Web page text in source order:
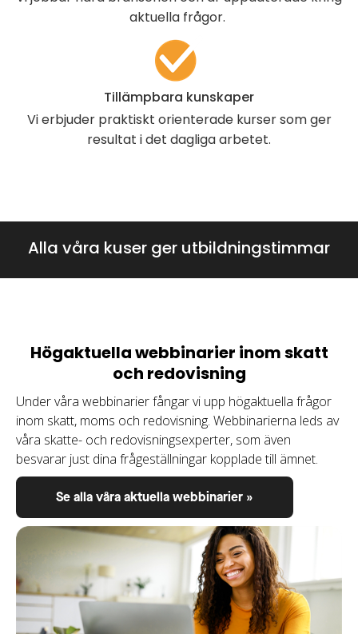
aktuella frågor.
Tillämpbara kunskaper
Vi erbjuder praktiskt orienterade kurser som ger
resultat i det dagliga arbetet.
Alla våra kuser ger utbildningstimmar
Högaktuella webbinarier inom skatt
och redovisning
Under våra webbinarier fångar vi upp högaktuella frågor
inom skatt, moms och redovisning. Webbinarierna leds av
våra skatte- och redovisningsexperter, som även
besvarar just dina frågeställningar kopplade till ämnet.
Se alla våra aktuella webbinarier »